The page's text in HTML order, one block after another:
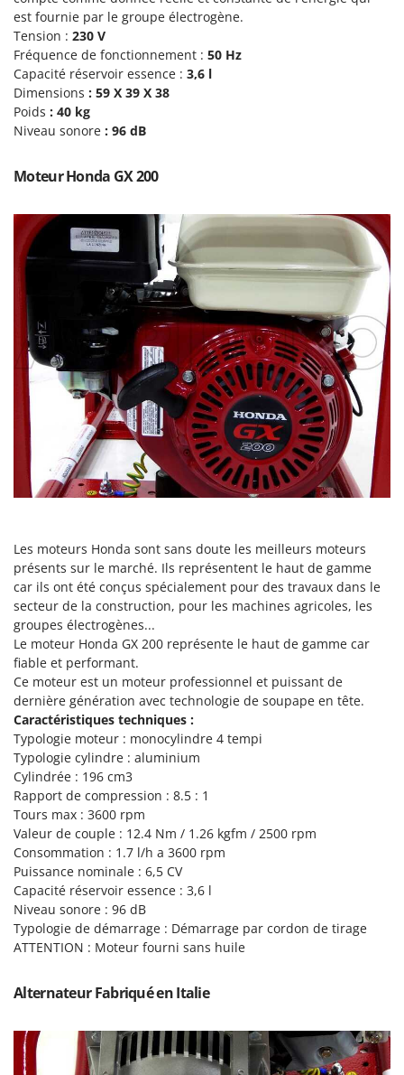
Pulvérisateurs
Pulvérisateurs portés
R
Rafraîchisseurs d'air par évaporation
Rampes de chargement en aluminium
Râpes à fromage électriques
Râteaux pour tracteur
Robots nettoyeurs de piscine
Robots Tondeuses
Rogneuses de souches
Rouleaux pour tracteur
S
Scies à os
Scies à Ruban
Scies alternatives à batterie
Scies de jardin télescopiques
Sécateurs électriques à batterie
Sécateurs et Échenilloirs manuels
Semoirs et Épandeurs d'engrais
Socs pour tracteur
Souffleurs aspirateurs pour Feuilles
Soufreuses - Poudreuses à dos
Soufreuses - Poudreuses pour tracteur
T
Taille-haies
Taille-haies à bras pour tracteur
Tarières
Tondeuses à Gazon
Tondeuses autoportées
Tondeuses débroussailleuses thermiques
Trancheuses
Trancheuses de sol
Transpalettes
Treuils de débardage
V
Vêtements de Sécurité
Vibroculteurs à tracteur
GRIFO
GVS
GYS
H
Hailo
Henx
Honda
Idromatic
Imperia
Infaco
Intec
Italyco
ITM
K
KAAZ
Karcher
Kasco
Kemper
Keter
KitchenAid
Komo
L
Laica
Lampacrescia - MGM
Landxcape
LAR Casalinghi
Lavor
Linea VZ
Lisam
Lotusgrill
M
M.A.I.BO.
Macom
est fournie par le groupe électrogène.
Tension : 230 V
Fréquence de fonctionnement : 50 Hz
Capacité réservoir essence : 3,6 l
Dimensions : 59 X 39 X 38
Poids : 40 kg
Niveau sonore : 96 dB
Moteur Honda GX 200
Les moteurs Honda sont sans doute les meilleurs moteurs
présents sur le marché. Ils représentent le haut de gamme
car ils ont été conçus spécialement pour des travaux dans le
secteur de la construction, pour les machines agricoles, les
groupes électrogènes...
Le moteur Honda GX 200 représente le haut de gamme car
fiable et performant.
Ce moteur est un moteur professionnel et puissant de
dernière génération avec technologie de soupape en tête.
Caractéristiques techniques :
Typologie moteur : monocylindre 4 tempi
Typologie cylindre : aluminium
Cylindrée : 196 cm3
Rapport de compression : 8.5 : 1
Tours max : 3600 rpm
Valeur de couple : 12.4 Nm / 1.26 kgfm / 2500 rpm
Consommation : 1.7 l/h a 3600 rpm
Puissance nominale : 6,5 CV
Capacité réservoir essence : 3,6 l
Niveau sonore : 96 dB
Typologie de démarrage : Démarrage par cordon de tirage
ATTENTION : Moteur fourni sans huile
Alternateur Fabriqué en Italie